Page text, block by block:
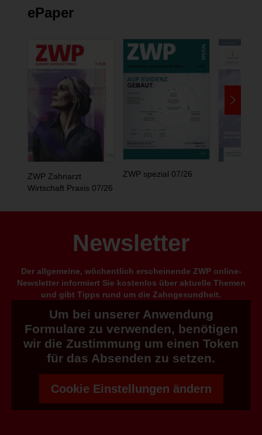
ePaper
ZWP Zahnarzt
Wirtschaft Praxis 07/26
ZWP spezial 07/26
Newsletter
Der allgemeine, wöchentlich erscheinende ZWP online-
Newsletter informiert Sie kostenlos über aktuelle Themen
und gibt Tipps rund um die Zahngesundheit.
Um bei unserer Anwendung
Formulare zu verwenden, benötigen
wir die Zustimmung um einen Token
für das Absenden zu setzen.
Cookie Einstellungen ändern